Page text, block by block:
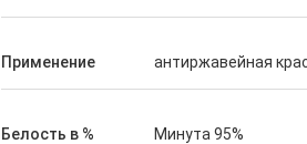
Применение антиржавейная
Белость в % Минута 95%